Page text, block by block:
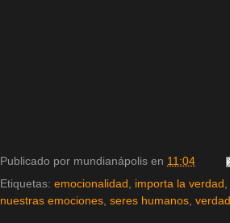
Publicado por mundianápolis en 11:04
Etiquetas: emocionalidad , importa la verdad ,
nuestras emociones, seres humanos, verdad